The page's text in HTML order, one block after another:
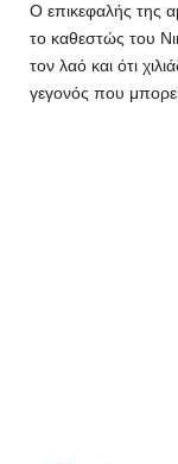
Ο επικεφαλής της
το καθεστώς του
τον λαό και ότι
γεγονός που